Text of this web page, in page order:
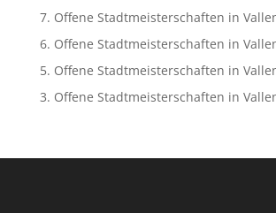
7. Offene Stadtmeisterschaften in
6. Offene Stadtmeisterschaften in
5. Offene Stadtmeisterschaften in
3. Offene Stadtmeisterschaften in